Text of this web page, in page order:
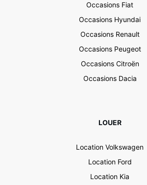
Occasions Fiat
Occasions Hyundai
Occasions Renault
Occasions Peugeot
Occasions Citroën
Occasions Dacia
LOUER
Location Volkswagen
Location Ford
Location Kia